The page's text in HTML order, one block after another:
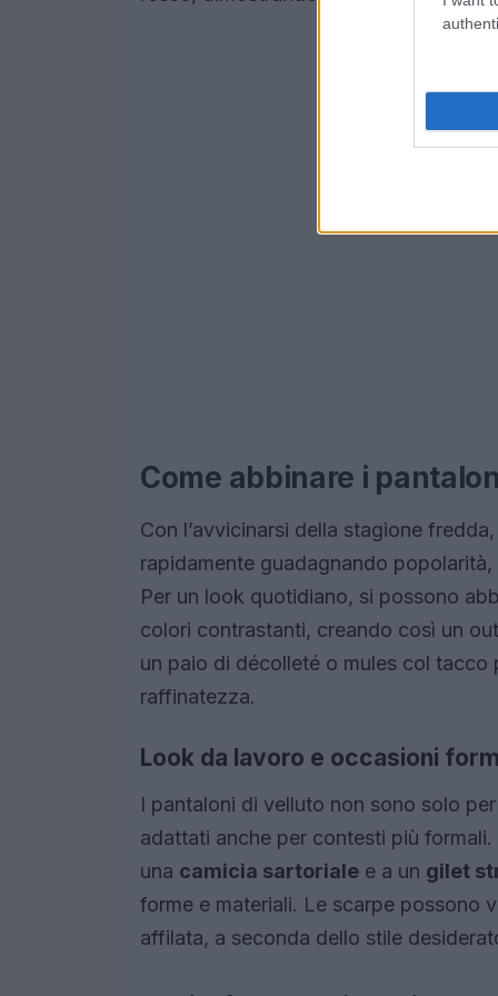
Come abbinare i
Con l’avvicinarsi della stagione
rapidamente guadagnando
Per un look quotidiano, si possono
colori contrastanti, creando così un
un paio di décolleté o mules col
raffinatezza.
Look da lavoro e occasioni
I pantaloni di velluto non sono solo
adattati anche per contesti più
una camicia sartoriale e a un gilet
forme e materiali. Le scarpe possono
affilata, a seconda dello stile